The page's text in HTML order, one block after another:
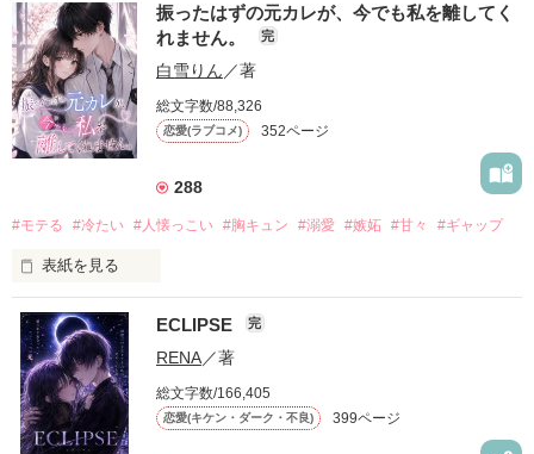
振ったはずの元カレが、今でも私を離してく
れません。
完
白雪りん ／著
総文字数/88,326
恋愛(ラブコメ) 352ページ
288
#モテる #冷たい #人懐っこい #胸キュン #溺愛 #嫉妬 #甘々 #ギャップ
表紙を見る
「好きだったから、別れを選んだ。」
モテる人を好きになるのが怖かった。
だから私は、中学時代に大好きだった彼を自分から振った。
もう会うことはないと思っていたのに、
ECLIPSE 完
RENA／著
総文字数/166,405
恋愛(キケン・ダーク・不良) 399ページ